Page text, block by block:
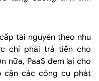
tài nguyên theo nhu
chỉ phải trả tiền cho
nữa, PaaS đem lại cho
cận các công cụ phát